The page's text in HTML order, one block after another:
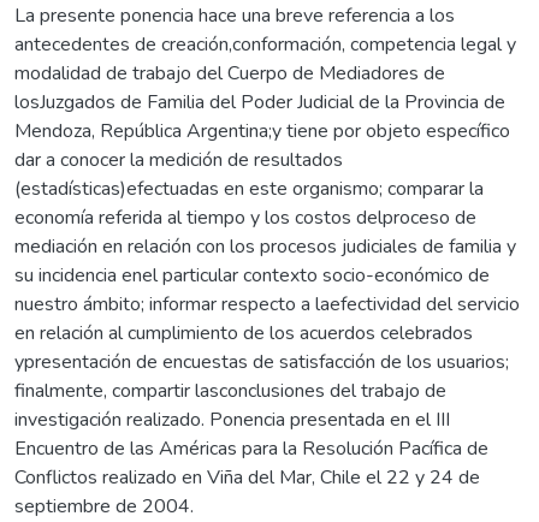
La presente ponencia hace una breve referencia a los
antecedentes de creación,conformación, competencia legal y
modalidad de trabajo del Cuerpo de Mediadores de
losJuzgados de Familia del Poder Judicial de la Provincia de
Mendoza, República Argentina;y tiene por objeto específico
dar a conocer la medición de resultados
(estadísticas)efectuadas en este organismo; comparar la
economía referida al tiempo y los costos delproceso de
mediación en relación con los procesos judiciales de familia y
su incidencia enel particular contexto socio-económico de
nuestro ámbito; informar respecto a laefectividad del servicio
en relación al cumplimiento de los acuerdos celebrados
ypresentación de encuestas de satisfacción de los usuarios;
finalmente, compartir lasconclusiones del trabajo de
investigación realizado. Ponencia presentada en el III
Encuentro de las Américas para la Resolución Pacífica de
Conflictos realizado en Viña del Mar, Chile el 22 y 24 de
septiembre de 2004.